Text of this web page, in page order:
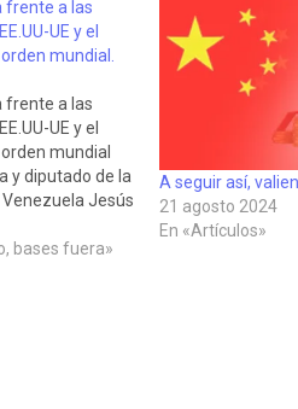
frente a las
UE y el
mundial.
frente a las
UE y el
mundial
y diputado de la
Jesús
abrill de 2022
bases fuera»
A seguir así,
21 agosto 2024
En «Artículos»